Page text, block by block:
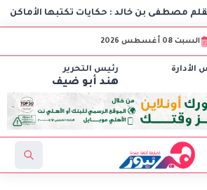
بن خالد : حكايات تكتبها الأماكن
السبت 08 أغسطس 2026
رئيس التحرير
هند أبو ضيف